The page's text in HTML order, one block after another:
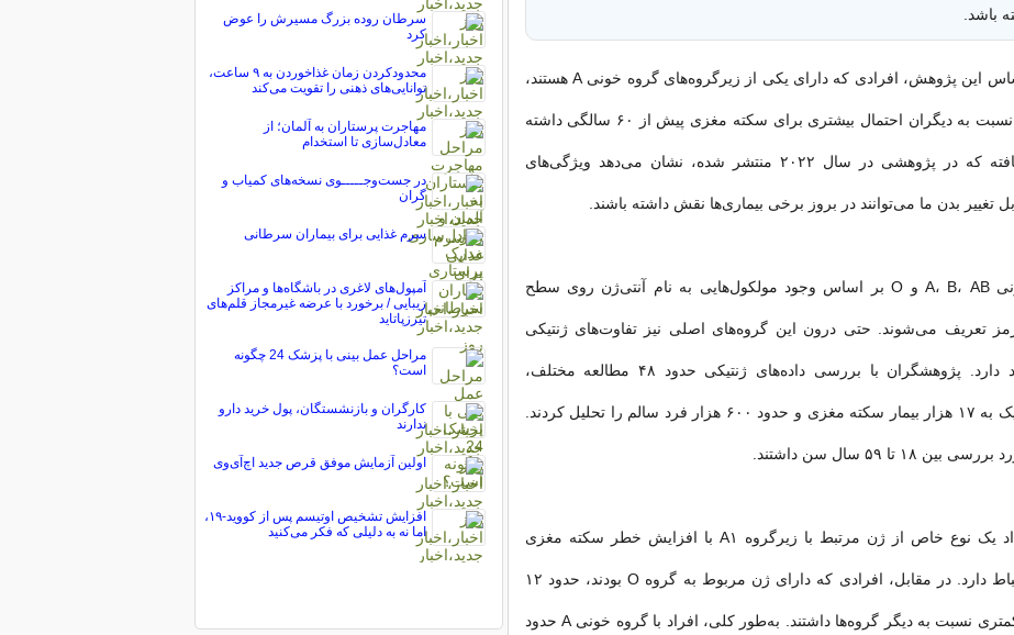
باشد.
فرادید: بر اساس این پژوهش، افرادی که دارای یکی از زیرگروه‌های گروه خونی A هستند،
ممکن است نسبت به دیگران احتمال بیشتری برای سکته مغزی پیش از ۶۰ سالگی داشته
باشند. این یافته که در پژوهشی در سال ۲۰۲۲ منتشر شده، نشان می‌دهد ویژگی‌های
تغییر بدن ما می‌توانند در بروز برخی بیماری‌ها نقش داشته باشند.
گروه‌های خونی A، B، AB و O بر اساس وجود مولکول‌هایی به نام آنتی‌ژن روی سطح
تعریف می‌شوند. حتی درون این گروه‌های اصلی نیز تفاوت‌های ژنتیکی
ظریفی وجود دارد. پژوهشگران با بررسی داده‌های ژنتیکی حدود ۴۸ مطالعه مختلف،
اطلاعات نزدیک به ۱۷ هزار بیمار سکته مغزی و حدود ۶۰۰ هزار فرد سالم را تحلیل کردند.
۱۸ تا ۵۹ سال سن داشتند.
نتایج نشان داد یک نوع خاص از ژن مرتبط با زیرگروه A۱ با افزایش خطر سکته مغزی
زودهنگام ارتباط دارد. در مقابل، افرادی که دارای ژن مربوط به گروه O بودند، حدود ۱۲
درصد خطر کمتری نسبت به دیگر گروه‌ها داشتند. به‌طور کلی، افراد با گروه خونی A حدود
سرطان روده بزرگ مسیرش را عوض
کرد
محدودکردن زمان غذاخوردن به ۹ ساعت،
توانایی‌های ذهنی را تقویت می‌کند
مهاجرت پرستاران به آلمان؛ از
معادل‌سازی تا استخدام
در جست‌وجـــــوی نسخه‌های کمیاب و
گران
سرم غذایی برای بیماران سرطانی
آمپول‌های لاغری در باشگاه‌ها و مراکز
زیبایی / برخورد با عرضه غیرمجاز قلم‌های
تیرزپاتاید
مراحل عمل بینی با پزشک 24 چگونه
است؟
کارگران و بازنشستگان، پول خرید دارو
ندارند
اولین آزمایش موفق قرص جدید اچ‌آی‌وی
افزایش تشخیص اوتیسم پس از کووید-۱۹،
اما نه به دلیلی که فکر می‌کنید